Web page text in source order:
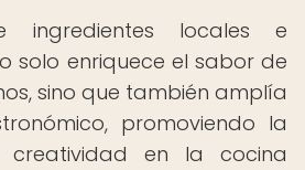
ingredientes locales e
solo enriquece el sabor de
sino que también amplía
promoviendo la
en la cocina